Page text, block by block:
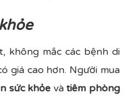
không mắc các bệnh di
giá cao hơn. Người mua
sức khỏe vàtiêm phòng